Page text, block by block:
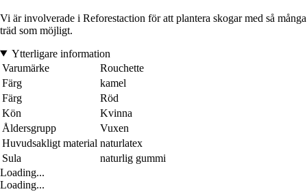
Vi är involverade i Reforestaction för att plantera skogar med så många
träd som möjligt.
Ytterligare information
Varumärke
Rouchette
Färg
kamel
Färg
Röd
Kön
Kvinna
Åldersgrupp
Vuxen
Huvudsakligt material naturlatex
Sula
naturlig gummi
Loading...
Loading...